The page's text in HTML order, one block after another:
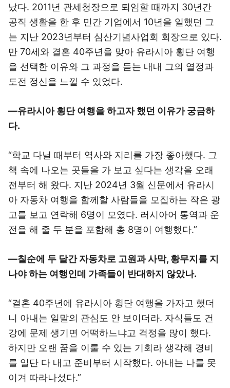
났다. 2011년 관세청장으로 퇴임할 때까지 30년간
공직 생활을 한 후 민간 기업에서 10년을 일했던 그
는 지난 2023년부터 심산기념사업회 회장으로 있다.
만 70세와 결혼 40주년을 맞아 유라시아 횡단 여행
을 선택한 이유와 그 과정을 듣는 내내 그의 열정과
도전 정신을 느낄 수 있었다.
―유라시아 횡단 여행을 하고자 했던 이유가 궁금하
다.
“학교 다닐 때부터 역사와 지리를 가장 좋아했다. 그
책 속에 나오는 곳들을 가 보고 싶다는 생각을 오래
전부터 해 왔다. 지난 2024년 3월 신문에서 유라시
아 자동차 여행을 함께할 사람들을 모집하는 작은 광
고를 보고 연락해 6명이 모였다. 러시아어 통역과 운
전을 해 줄 두 분을 포함해 총 8명이 여행했다.”
―칠순에 두 달간 자동차로 고원과 사막, 황무지를 지
나야 하는 여행인데 가족들이 반대하지 않았나.
“결혼 40주년에 유라시아 횡단 여행을 가자고 했더
니 아내는 일말의 관심도 안 보이더라. 자식들도 건
강에 문제 생기면 어떡하느냐고 걱정을 많이 했다.
하지만 오랜 꿈을 이룰 수 있는 기회라 생각해 경비
를 일단 다 내고 준비부터 시작했다. 아내는 나를 못
이겨 따라나섰다.”